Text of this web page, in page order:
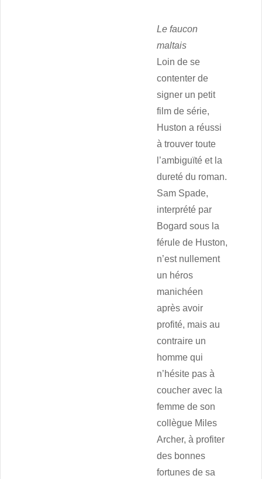
Le faucon
maltais
Loin de se
contenter de
signer un petit
film de série,
Huston a réussi
à trouver toute
l’ambiguïté et la
dureté du roman.
Sam Spade,
interprété par
Bogard sous la
férule de Huston,
n’est nullement
un héros
manichéen
après avoir
profité, mais au
contraire un
homme qui
n’hésite pas à
coucher avec la
femme de son
collègue Miles
Archer, à profiter
des bonnes
fortunes de sa